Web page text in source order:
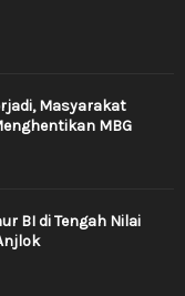
Masyarakat
MBG
BI di Tengah Nilai